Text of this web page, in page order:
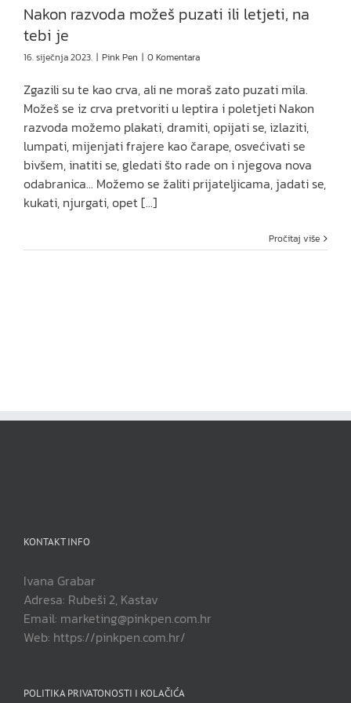
Nakon razvoda možeš puzati ili letjeti, na
tebi je
16. siječnja 2023. | Pink Pen | 0 Komentara
Zgazili su te kao crva, ali ne moraš zato puzati mila.
Možeš se iz crva pretvoriti u leptira i poletjeti Nakon
razvoda možemo plakati, dramiti, opijati se, izlaziti,
lumpati, mijenjati frajere kao čarape, osvećivati se
bivšem, inatiti se, gledati što rade on i njegova nova
odabranica... Možemo se žaliti prijateljicama, jadati se,
kukati, njurgati, opet [...]
Pročitaj više
KONTAKT INFO
Ivana Grabar
Adresa: Rubeši 2, Kastav
Email: marketing@pinkpen.com.hr
Web: https://pinkpen.com.hr/
POLITIKA PRIVATONOSTI I KOLAČIĆA